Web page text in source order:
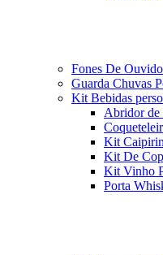
Fones De
Guarda Chuvas
Kit Bebidas
Abridor de
Kit
Kit De
Kit Vinho
Porta